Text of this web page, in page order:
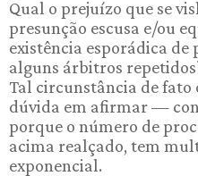
Qual o prejuízo que se
presunção escusa e/ou
existência esporádica
alguns árbitros
Tal circunstância de
dúvida em afirmar —
porque o número de
acima realçado, tem
exponencial.